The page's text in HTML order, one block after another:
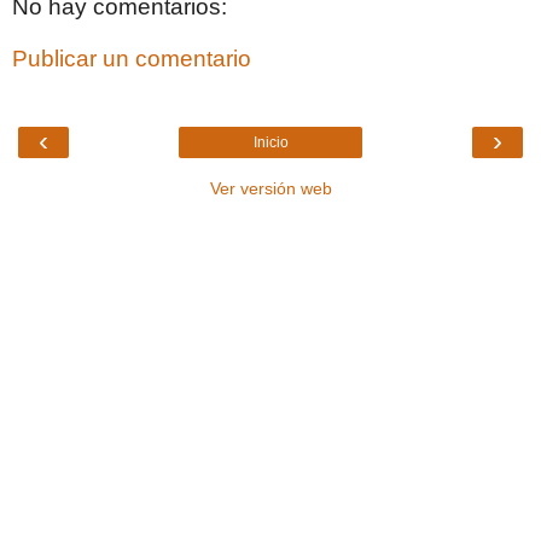
No hay comentarios:
Publicar un comentario
‹ ›
Inicio
Ver versión web